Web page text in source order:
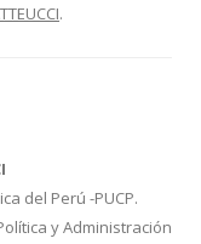
.
del Perú -PUCP.
y Administración